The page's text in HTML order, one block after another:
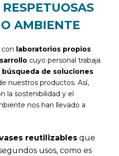
AMBIENTE
laboratorios propios
cuyo personal trabaja
búsqueda de soluciones
nuestros productos. Así,
la sostenibilidad y el
nos han llevado a
reutilizables que
usos, como es